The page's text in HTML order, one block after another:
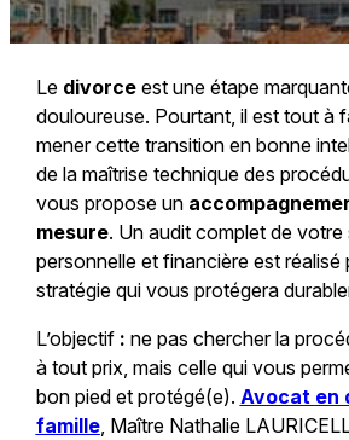
Le divorceest une étape
douloureuse. Pourtant, il est tout à
mener cette transition en bonne
de la maîtrise technique des
vous propose un
mesure. Un audit complet de votre
personnelle et financière est réalisé
stratégie qui vous protégera
L’objectif : ne pas chercher la
à tout prix, mais celle qui vous
bon pied et protégé(e). Avocat en
famille, Maître Nathalie